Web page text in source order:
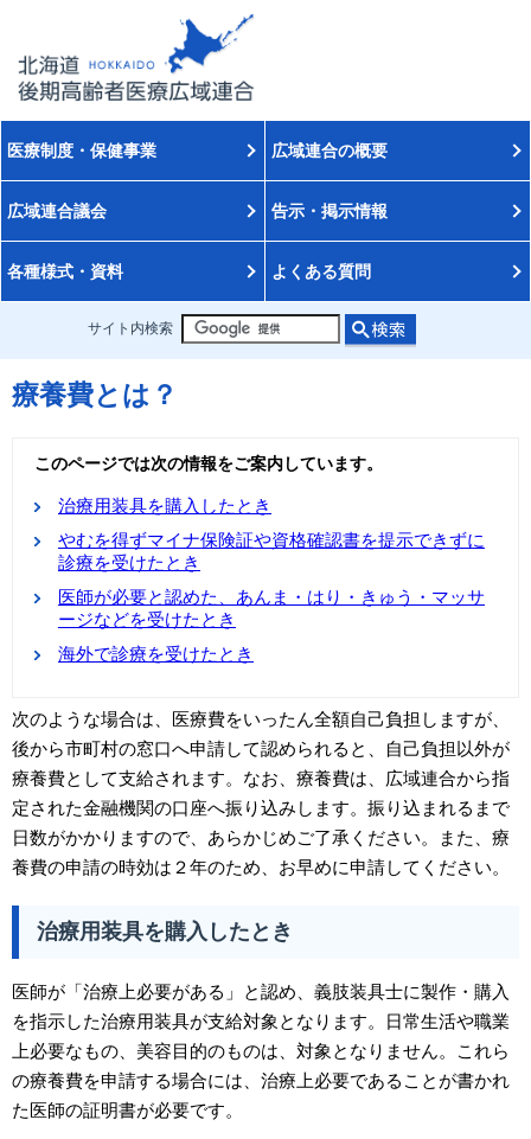
医療制度・保健事業 広域連合の概要
広域連合議会 告示・掲示情報
各種様式・資料 よくある質問
サイト内検索
療養費とは？
このページでは次の情報をご案内しています。
治療用装具を購入したとき
やむを得ずマイナ保険証や資格確認書を提示できずに
診療を受けたとき
医師が必要と認めた、あんま・はり・きゅう・マッサ
ージなどを受けたとき
海外で診療を受けたとき
次のような場合は、医療費をいったん全額自己負担しますが、
後から市町村の窓口へ申請して認められると、自己負担以外が
療養費として支給されます。なお、療養費は、広域連合から指
定された金融機関の口座へ振り込みします。振り込まれるまで
日数がかかりますので、あらかじめご了承ください。また、療
養費の申請の時効は２年のため、お早めに申請してください。
治療用装具を購入したとき
医師が「治療上必要がある」と認め、義肢装具士に製作・購入
を指示した治療用装具が支給対象となります。日常生活や職業
上必要なもの、美容目的のものは、対象となりません。これら
の療養費を申請する場合には、治療上必要であることが書かれ
た医師の証明書が必要です。